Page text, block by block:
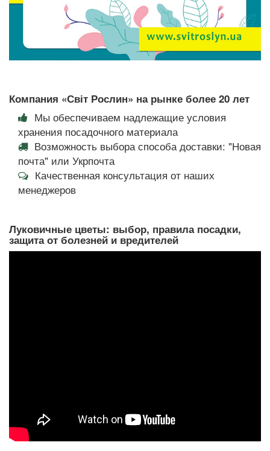
Компания «Світ Рослин» на рынке более 20 лет
Мы обеспечиваем надлежащие условия
хранения посадочного материала
Возможность выбора способа доставки: "Новая
почта" или Укрпочта
Качественная консультация от наших
менеджеров
Луковичные цветы: выбор, правила посадки,
защита от болезней и вредителей